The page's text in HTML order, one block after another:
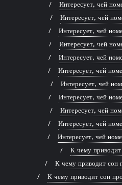
Интересует, чей
Интересует, чей
Интересует, чей
Интересует, чей
Интересует, чей
Интересует, чей
Интересует, чей
Интересует, чей
Интересует, чей
Интересует, чей
Интересует, чей
К чему приводит
К чему приводит сон
К чему приводит сон